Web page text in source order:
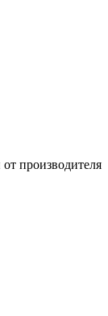
производителя